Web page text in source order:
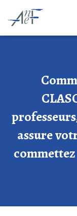
assure